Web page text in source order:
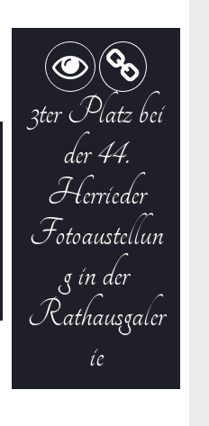
3ter Platz bei
der 44.
Herrieder
Fotoaustellun
g in der
Rathausgaler
ie